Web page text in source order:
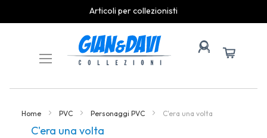
Articoli per collezionisti
Content
Home PVC Personaggi PVC C'era una volta
C'era una volta